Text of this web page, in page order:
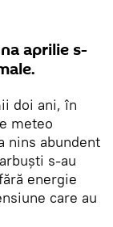
aprilie s-
doi ani, în
meteo
nins abundent
s-au
energie
care au